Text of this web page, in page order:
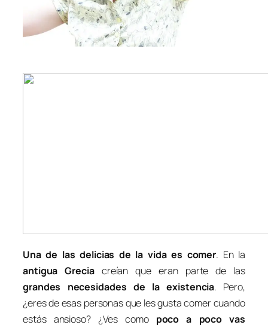
Una de las delicias de la vida es comer. En la
antigua Greciacreían que eran parte de las
grandes necesidades de la existencia. Pero,
¿eres de esas personas que les gusta comer cuando
estás ansioso? ¿Ves como poco a poco vas